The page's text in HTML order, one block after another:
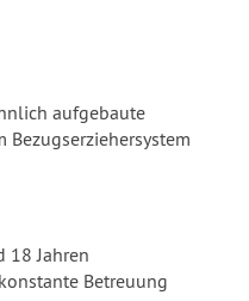
aufgebaute
18 Jahren
Betreuung